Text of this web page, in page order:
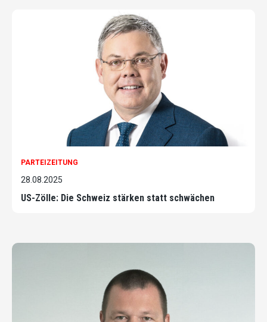
PARTEIZEITUNG
28.08.2025
US-Zölle: Die Schweiz stärken statt schwächen